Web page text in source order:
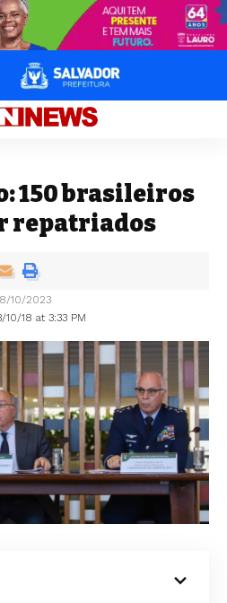
150 brasileiros
repatriados
18 at 3:33 PM
10/2023